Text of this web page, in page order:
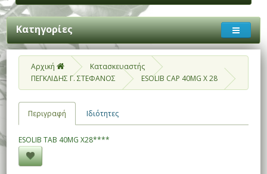
Κατηγορίες
Αρχική
Κατασκευαστής
ΠΕΓΚΛΙΔΗΣ Γ. ΣΤΕΦΑΝΟΣ
ESOLIB CAP 40MG X 28
Περιγραφή Ιδιότητες
ESOLIB TAB 40MG X28****